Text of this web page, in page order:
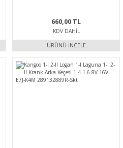
660,00 TL
KDV DAHIL
ÜRÜNÜ İNCELE